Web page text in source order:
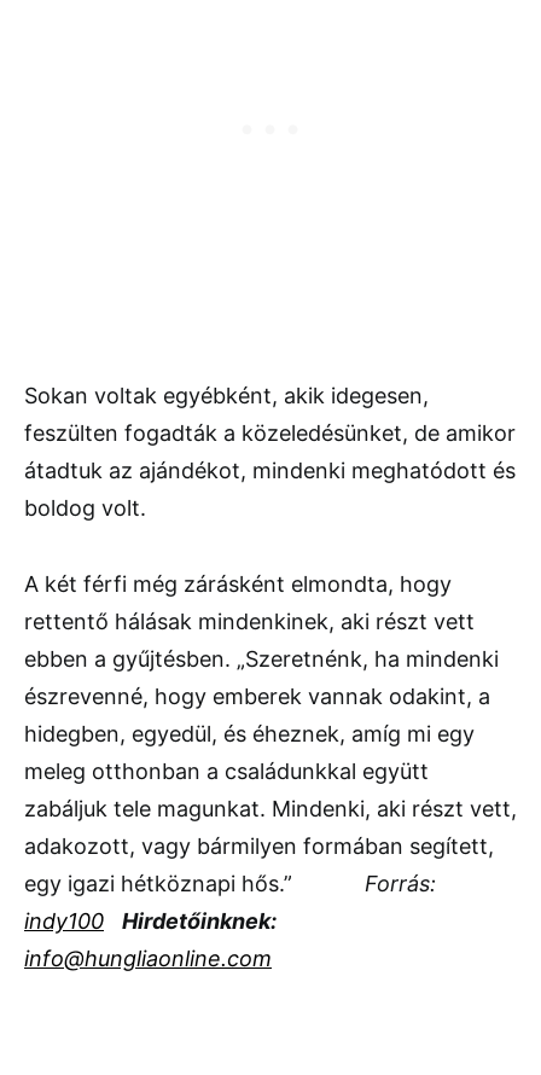
Sokan voltak egyébként, akik idegesen,
feszülten fogadták a közeledésünket, de amikor
átadtuk az ajándékot, mindenki meghatódott és
boldog volt.
A két férfi még zárásként elmondta, hogy
rettentő hálásak mindenkinek, aki részt vett
ebben a gyűjtésben. „Szeretnénk, ha mindenki
észrevenné, hogy emberek vannak odakint, a
hidegben, egyedül, és éheznek, amíg mi egy
meleg otthonban a családunkkal együtt
zabáljuk tele magunkat. Mindenki, aki részt vett,
adakozott, vagy bármilyen formában segített,
egy igazi hétköznapi hős.” Forrás:
indy100
Hirdetőinknek:
info@hungliaonline.com